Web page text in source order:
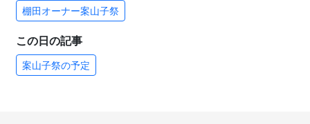
棚田オーナー案山子祭
この日の記事
案山子祭の予定